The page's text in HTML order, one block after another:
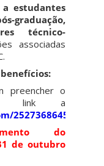
estudantes
técnico-
associadas
preencher o
link a
252736864577675
do
de outubro